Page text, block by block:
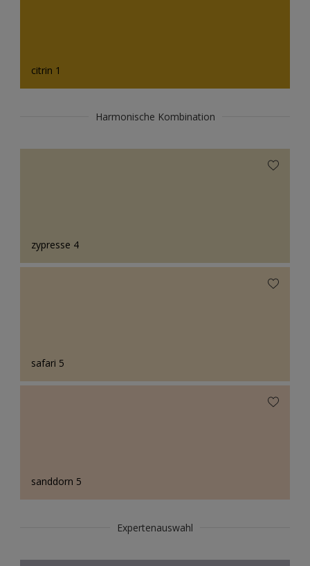
citrin 1
Harmonische Kombination
zypresse 4
safari 5
sanddorn 5
Expertenauswahl